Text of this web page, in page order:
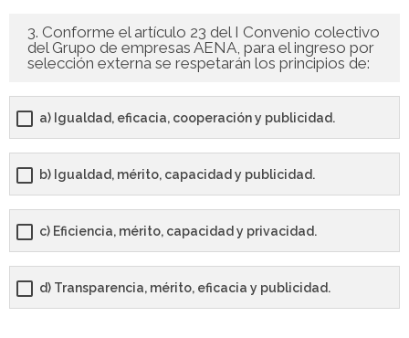
2026
- - Oposición ADMINISTRATIVO de la GENERALITAT
FAQS – Preguntas Frecuentes
3. Conforme el artículo 23 del I Convenio colectivo
del Grupo de empresas AENA, para el ingreso por
selección externa se respetarán los principios de:
a) Igualdad, eficacia, cooperación y publicidad.
b) Igualdad, mérito, capacidad y publicidad.
c) Eficiencia, mérito, capacidad y privacidad.
d) Transparencia, mérito, eficacia y publicidad.